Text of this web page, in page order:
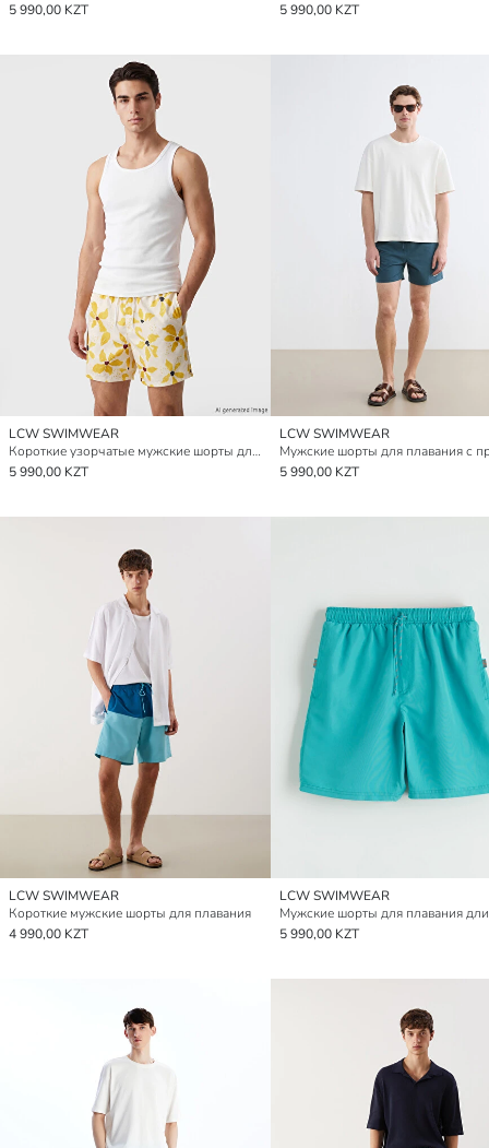
5 990,00 KZT
5 990,00 KZT
LCW SWIMWEAR
Короткие узорчатые мужские шорты для плавания
5 990,00 KZT
LCW SWIMWEAR
5 990,00 KZT
LCW SWIMWEAR
Короткие мужские шорты для плавания
4 990,00 KZT
LCW SWIMWEAR
5 990,00 KZT